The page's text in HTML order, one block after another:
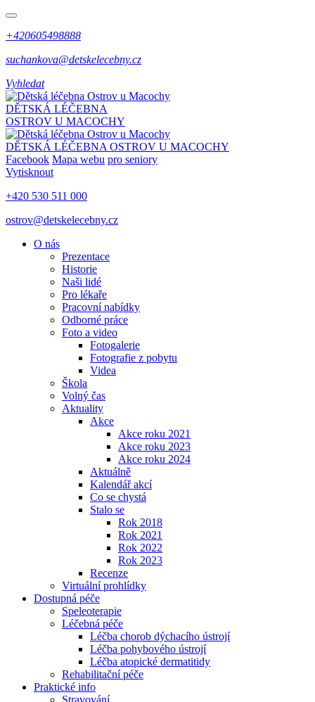
+420605498888
suchankova@detskelecebny.cz
Vyhledat
DĚTSKÁ LÉČEBNA
OSTROV U MACOCHY
DĚTSKÁ LÉČEBNA OSTROV U MACOCHY
Facebook Mapa webu pro seniory
Vytisknout
+420 530 511 000
ostrov@detskelecebny.cz
O nás
Prezentace
Historie
Naši lidé
Pro lékaře
Pracovní nabídky
Odborné práce
Foto a video
Fotogalerie
Fotografie z pobytu
Videa
Škola
Volný čas
Aktuality
Akce
Akce roku 2021
Akce roku 2023
Akce roku 2024
Aktuálně
Kalendář akcí
Co se chystá
Stalo se
Rok 2018
Rok 2021
Rok 2022
Rok 2023
Recenze
Virtuální prohlídky
Dostupná péče
Speleoterapie
Léčebná péče
Léčba chorob dýchacího ústrojí
Léčba pohybového ústrojí
Léčba atopické dermatitidy
Rehabilitační péče
Praktické info
Stravování